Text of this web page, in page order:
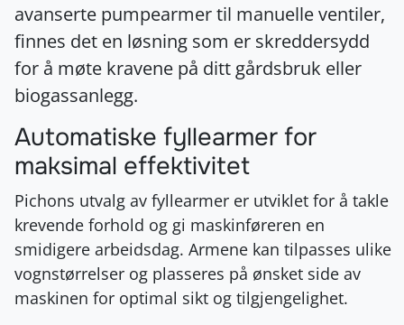
avanserte pumpearmer til manuelle ventiler,
finnes det en løsning som er skreddersydd
for å møte kravene på ditt gårdsbruk eller
biogassanlegg.
Automatiske fyllearmer for
maksimal effektivitet
Pichons utvalg av fyllearmer er utviklet for å takle
krevende forhold og gi maskinføreren en
smidigere arbeidsdag. Armene kan tilpasses ulike
vognstørrelser og plasseres på ønsket side av
maskinen for optimal sikt og tilgjengelighet.